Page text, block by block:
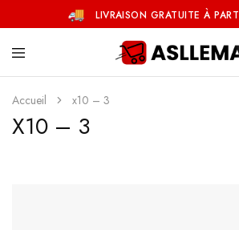
LIVRAISON GRATUITE À
Accueil x10 – 3
X10 – 3